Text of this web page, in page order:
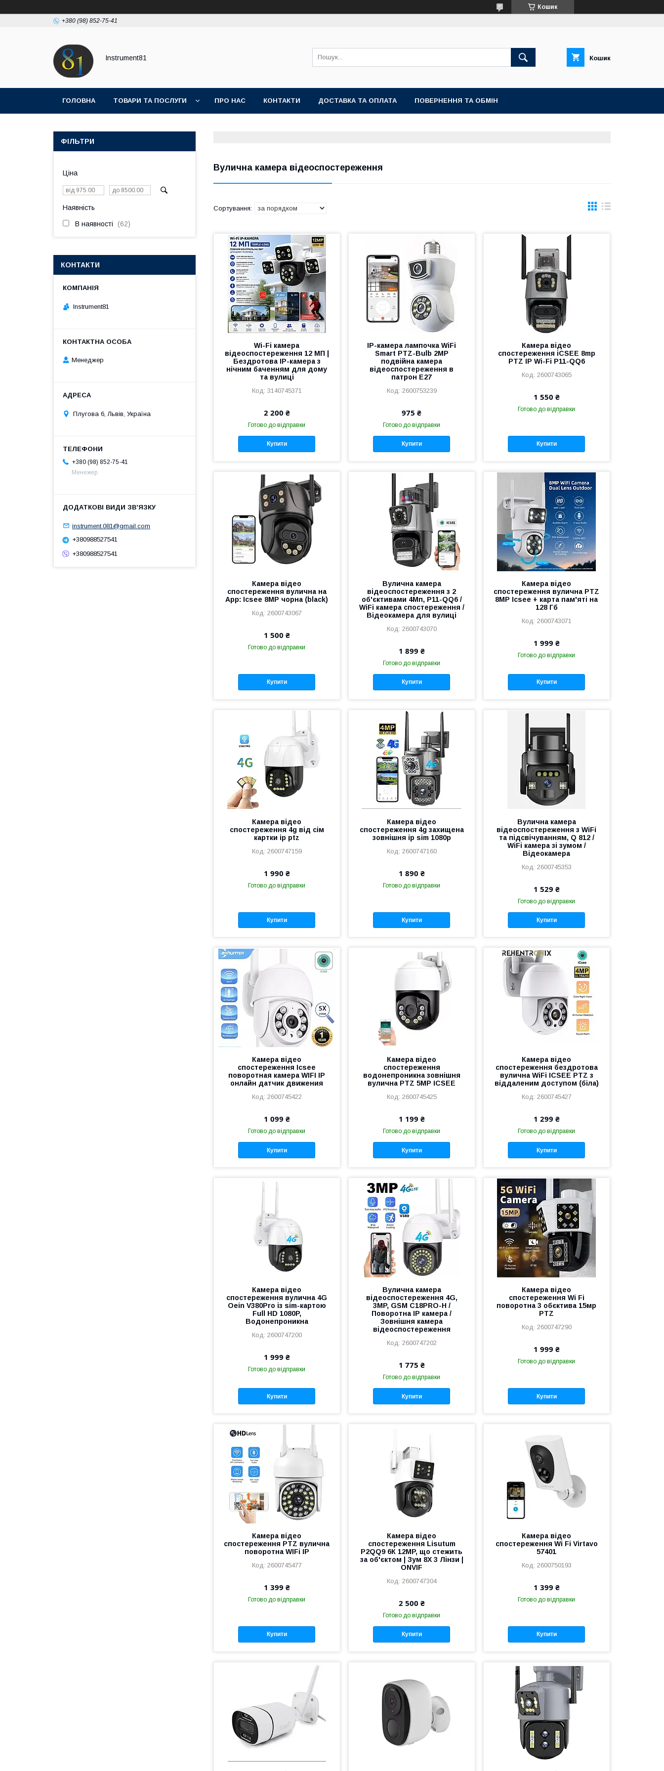
Кошик
+380 (98) 852-75-41
Instrument81 Кошик
ГОЛОВНА ТОВАРИ ТА ПОСЛУГИ ПРО НАС КОНТАКТИ ДОСТАВКА ТА ОПЛАТА ПОВЕРНЕННЯ ТА ОБМІН
Вулична камера відеоспостереження
Wi-Fi камера
відеоспостереження 12 МП |
Бездротова IP-камера з
нічним баченням для дому
та вулиці
3140745371
2 200 ₴
Готово до відправки
Купити
IP-камера лампочка WiFi
Smart PTZ-Bulb 2MP
подвійна камера
відеоспостереження в
патрон Е27
2600753239
975 ₴
Готово до відправки
Купити
Камера відео
спостереження iCSEE 8mp
PTZ IP Wi-Fi P11-QQ6
2600743065
1 550 ₴
Готово до відправки
Купити
Камера відео
спостереження вулична на
App: Icsee 8MP чорна (black)
2600743067
1 500 ₴
Готово до відправки
Купити
Вулична камера
відеоспостереження з 2
об'єктивами 4Мп, P11-QQ6 /
WiFi камера спостереження /
Відеокамера для вулиці
2600743070
1 899 ₴
Готово до відправки
Купити
Камера відео
спостереження вулична PTZ
8MP Icsee + карта пам'яті на
128 Гб
2600743071
1 999 ₴
Готово до відправки
Купити
Камера відео
спостереження 4g від сім
картки ip ptz
2600747159
1 990 ₴
Готово до відправки
Купити
Камера відео
спостереження 4g захищена
зовнішня ip sim 1080p
2600747160
1 890 ₴
Готово до відправки
Купити
Вулична камера
відеоспостереження з WiFi
та підсвічуванням, Q 812 /
WiFi камера зі зумом /
Відеокамера
2600745353
1 529 ₴
Готово до відправки
Купити
Камера відео
спостереження Icsee
поворотная камера WIFI IP
онлайн датчик движения
2600745422
1 099 ₴
Готово до відправки
Купити
Камера відео
спостереження
водонепроникна зовнішня
вулична PTZ 5MP ICSEE
2600745425
1 199 ₴
Готово до відправки
Купити
Камера відео
спостереження бездротова
вулична WiFi ICSEE PTZ з
віддаленим доступом (біла)
2600745427
1 299 ₴
Готово до відправки
Купити
Камера відео
спостереження вулична 4G
Оein V380Pro із sim-картою
Full HD 1080P,
Водонепроникна
2600747200
1 999 ₴
Готово до відправки
Купити
Вулична камера
відеоспостереження 4G,
3MP, GSM C18PRO-H /
Поворотна IP камера /
Зовнішня камера
відеоспостереження
2600747202
1 775 ₴
Готово до відправки
Купити
Камера відео
спостереження Wi Fi
поворотна 3 обєктива 15мр
РTZ
2600747290
1 999 ₴
Готово до відправки
Купити
Камера відео
спостереження PTZ вулична
поворотна WIFi IP
2600745477
1 399 ₴
Готово до відправки
Купити
Камера відео
спостереження Lisutum
P2QQ9 6К 12MP, що стежить
за об'єктом | Зум 8Х 3 Лінзи |
ONVIF
2600747304
2 500 ₴
Готово до відправки
Купити
Камера відео
спостереження Wi Fi Virtavo
57401
2600750193
1 399 ₴
Готово до відправки
Купити
ФІЛЬТРИ
Ціна
Наявність
В наявності 62
КОНТАКТИ
Instrument81
Менеджер
Плугова 6, Львів, Україна
+380 (98) 852-75-41
Менежер
instrument.081@gmail.com
+380988527541
+380988527541